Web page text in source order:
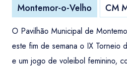
Montemor-o-Velho
CM
O Pavilhão Municipal de
este fim de semana o IX Torneio
e um jogo de voleibol feminino,